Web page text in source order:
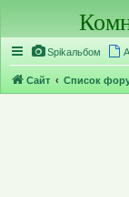
Spikальбом
Сайт Список